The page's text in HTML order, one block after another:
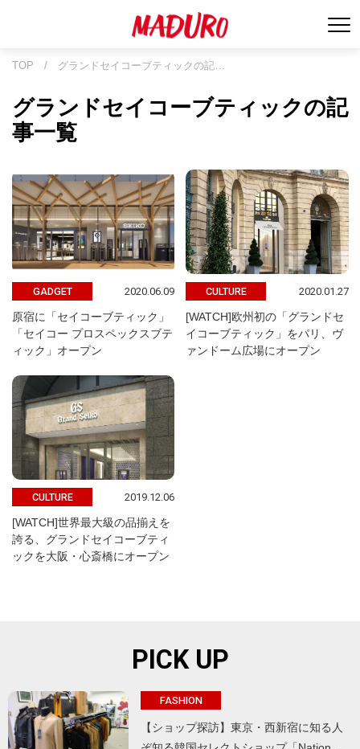
TOP / グランドセイコーブティックの記…
グランドセイコーブティックの記
事一覧
GADGET 2020.06.09
原宿に「セイコーブティック」
「セイコー プロスペックスブテ
ィック」オープン
CULTURE 2020.01.27
[WATCH]欧州初の「グランドセ
イコーブティック」をパリ、ヴ
ァンドーム広場にオープン
CULTURE 2019.12.06
[WATCH]世界最大級の品揃えを
誇る、グランドセイコーブティ
ックを大阪・心斎橋にオープン
PICK UP
FASHION
【ショップ探訪】東京・西新宿に知る人